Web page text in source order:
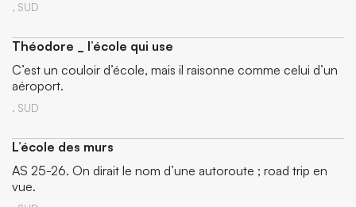
, SUD
Théodore _ l’école qui use
C’est un couloir d’école, mais il raisonne comme celui d’un
aéroport.
, SUD
L’école des murs
AS 25-26. On dirait le nom d’une autoroute ; road trip en
vue.